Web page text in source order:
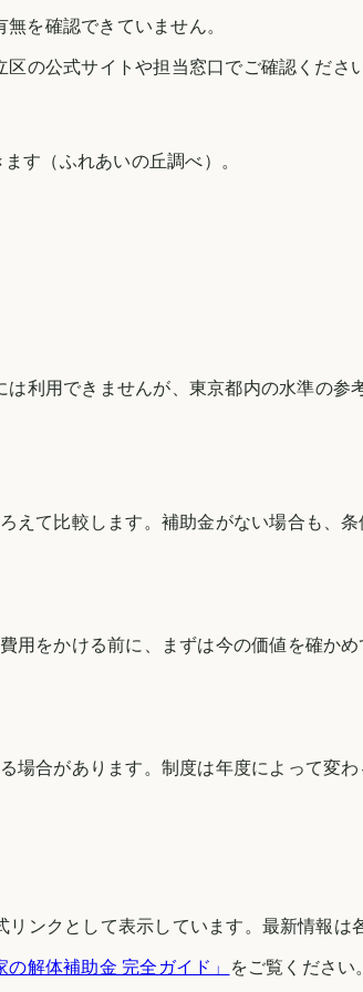
を確認できていません。
区の公式サイトや担当窓口でご確認ください
す（ふれあいの丘調べ）。
は利用できませんが、 東京都内の水準の参
て比較します。補助金がない場合も、
をかける前に、まずは今の価値を確かめ
場合があります。制度は年度によって変
ンクとして表示しています。最新情報は
の解体補助金 完全ガイド」 をご覧ください。